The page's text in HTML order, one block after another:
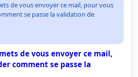
de vous envoyer ce mail, pour vous
se passe la validation de
de vous envoyer ce mail,
comment se passe la